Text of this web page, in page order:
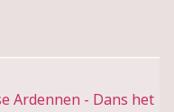
Ardennen - Dans het